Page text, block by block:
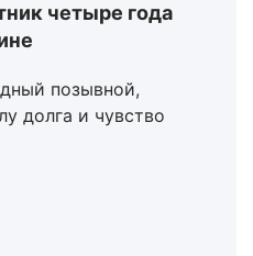
четыре года
позывной,
долга и чувство